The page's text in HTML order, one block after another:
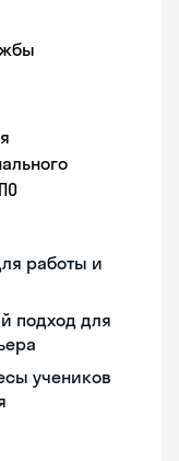
работы и
подход для
учеников